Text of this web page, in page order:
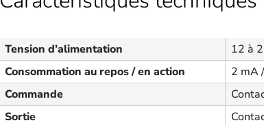
Tension d’alimentation
12 à
Consommation au repos / en action
2 mA
Commande
Sortie